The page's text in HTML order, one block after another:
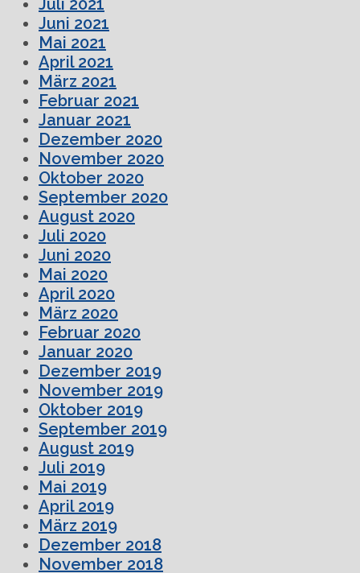
Juni 2021
Mai 2021
April 2021
März 2021
Februar 2021
Januar 2021
Dezember 2020
November 2020
Oktober 2020
September 2020
August 2020
Juli 2020
Juni 2020
Mai 2020
April 2020
März 2020
Februar 2020
Januar 2020
Dezember 2019
November 2019
Oktober 2019
September 2019
August 2019
Juli 2019
Mai 2019
April 2019
März 2019
Dezember 2018
November 2018